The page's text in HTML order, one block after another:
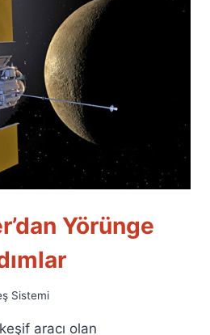
Yörünge
Sistemi
aracı olan